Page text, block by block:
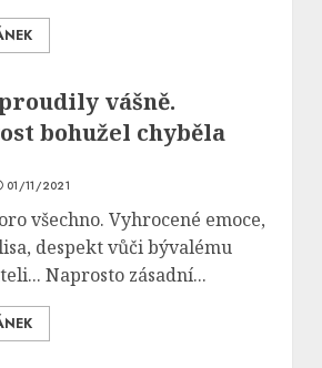
vášně.
bohužel chyběla
01/11/2021
všechno. Vyhrocené emoce,
despekt vůči bývalému
Naprosto zásadní...